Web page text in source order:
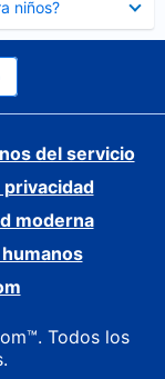
niños?
del servicio
privacidad
moderna
Todos los